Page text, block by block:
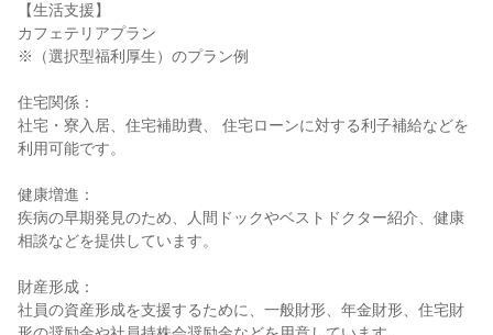
【生活支援】
カフェテリアプラン
※（選択型福利厚生）のプラン例
住宅関係：
社宅・寮入居、住宅補助費、 住宅ローンに対する利子補給などを
利用可能です。
健康増進：
疾病の早期発見のため、人間ドックやベストドクター紹介、健康
相談などを提供しています。
財産形成：
社員の資産形成を支援するために、一般財形、年金財形、住宅財